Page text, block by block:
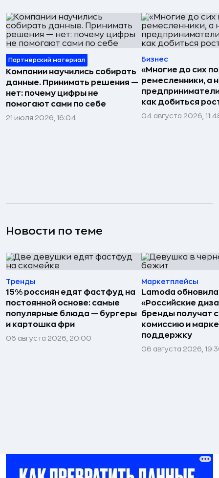
Партнёрский материал
Компании научились собирать
данные. Принимать решения —
нет: почему цифры не
помогают сами по себе
21 июля 2026, 16:04
Бизнес
«Многие до сих
ремесленники, а
как добиться
04 августа 2026,
Новости по теме
Тренды
15% россиян едят фастфуд на
постоянной основе: самые
популярные блюда — бургеры
и картошка фри
06 августа 2026, 20:00
Маркетплейсы
Lamoda
«Российские
бренды получат
комиссию и
поддержку
06 августа 2026,